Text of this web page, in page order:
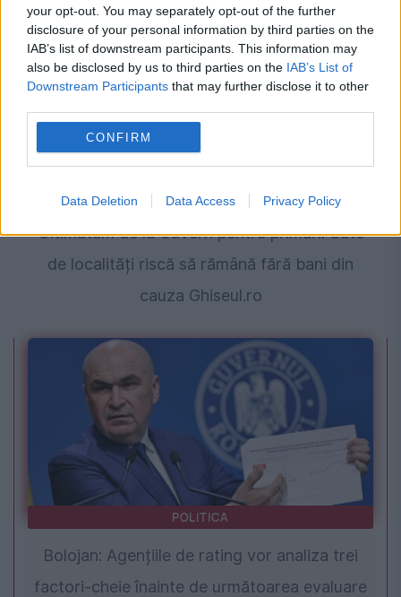
your opt-out. You may separately opt-out of the further
disclosure of your personal information by third parties on the
IAB’s list of downstream participants. This information may
also be disclosed by us to third parties on the IAB’s List of
Downstream Participants that may further disclose it to other
CONFIRM
Data Deletion Data Access Privacy Policy
POLITICA
Ultimatum de la Guvern pentru primari. Sute
de localități riscă să rămână fără bani din
cauza Ghiseul.ro
POLITICA
Bolojan: Agențiile de rating vor analiza trei
factori-cheie înainte de următoarea evaluare